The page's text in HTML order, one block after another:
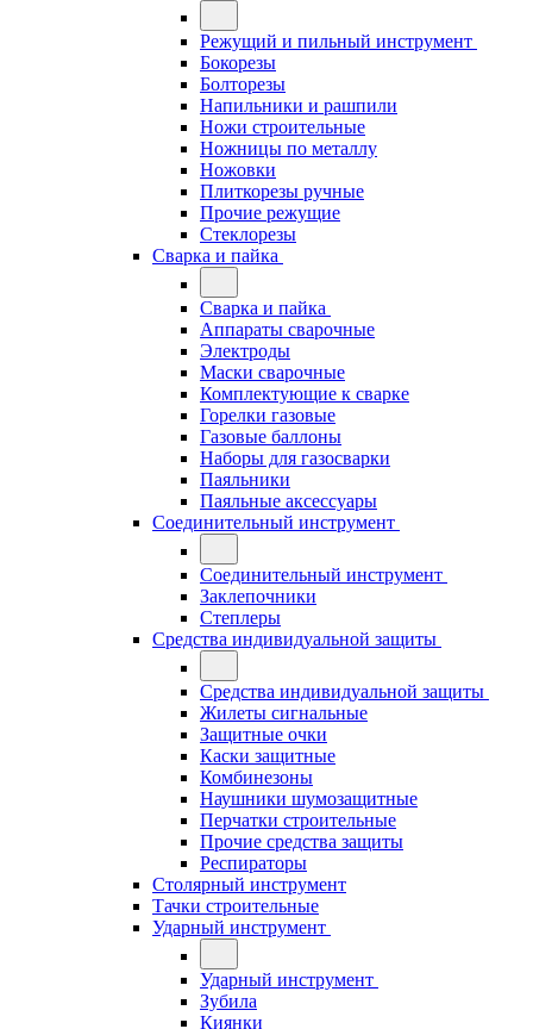
Режущий и пильный инструмент
Бокорезы
Болторезы
Напильники и рашпили
Ножи строительные
Ножницы по металлу
Ножовки
Плиткорезы ручные
Прочие режущие
Стеклорезы
Сварка и пайка
Сварка и пайка
Аппараты сварочные
Электроды
Маски сварочные
Комплектующие к сварке
Горелки газовые
Газовые баллоны
Наборы для газосварки
Паяльники
Паяльные аксессуары
Соединительный инструмент
Соединительный инструмент
Заклепочники
Степлеры
Средства индивидуальной защиты
Средства индивидуальной защиты
Жилеты сигнальные
Защитные очки
Каски защитные
Комбинезоны
Наушники шумозащитные
Перчатки строительные
Прочие средства защиты
Респираторы
Столярный инструмент
Тачки строительные
Ударный инструмент
Ударный инструмент
Зубила
Киянки